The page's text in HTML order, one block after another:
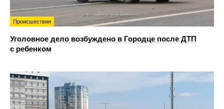
Происшествия
Уголовное дело возбуждено в Городце после ДТП
с ребенком